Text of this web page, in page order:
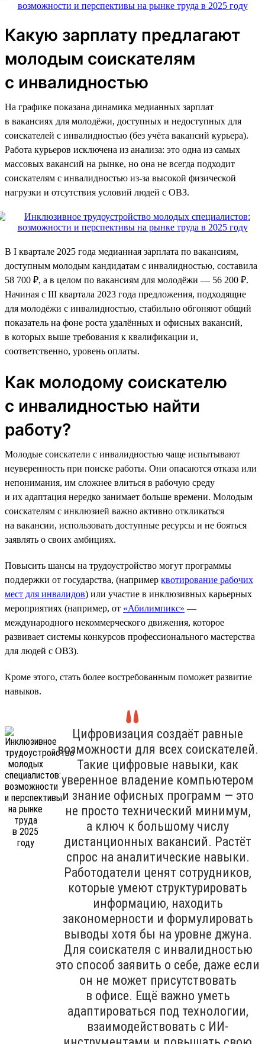
Какую зарплату предлагают
молодым соискателям
с инвалидностью
На графике показана динамика медианных зарплат
в вакансиях для молодёжи, доступных и недоступных для
соискателей с инвалидностью (без учёта вакансий курьера).
Работа курьеров исключена из анализа: это одна из самых
массовых вакансий на рынке, но она не всегда подходит
соискателям с инвалидностью из-за высокой физической
нагрузки и отсутствия условий людей с ОВЗ.
В I квартале 2025 года медианная зарплата по вакансиям,
доступным молодым кандидатам с инвалидностью, составила
58 700 ₽, а в целом по вакансиям для молодёжи — 56 200 ₽.
Начиная с III квартала 2023 года предложения, подходящие
для молодёжи с инвалидностью, стабильно обгоняют общий
показатель на фоне роста удалённых и офисных вакансий,
в которых выше требования к квалификации и,
соответственно, уровень оплаты.
Как молодому соискателю
с инвалидностью найти
работу?
Молодые соискатели с инвалидностью чаще испытывают
неуверенность при поиске работы. Они опасаются отказа или
непонимания, им сложнее влиться в рабочую среду
и их адаптация нередко занимает больше времени. Молодым
соискателям с инклюзией важно активно откликаться
на вакансии, использовать доступные ресурсы и не бояться
заявлять о своих амбициях.
Повысить шансы на трудоустройство могут программы
поддержки от государства, (например квотирование рабочих
мест для инвалидов) или участие в инклюзивных карьерных
мероприятиях (например, от «Абилимпикс» —
международного некоммерческого движения, которое
развивает системы конкурсов профессионального мастерства
для людей с ОВЗ).
Кроме этого, стать более востребованным поможет развитие
навыков.
Цифровизация создаёт равные
возможности для всех соискателей.
Такие цифровые навыки, как
уверенное владение компьютером
и знание офисных программ — это
не просто технический минимум,
а ключ к большому числу
дистанционных вакансий. Растёт
спрос на аналитические навыки.
Работодатели ценят сотрудников,
которые умеют структурировать
информацию, находить
закономерности и формулировать
выводы хотя бы на уровне джуна.
Для соискателя с инвалидностью
это способ заявить о себе, даже если
он не может присутствовать
в офисе. Ещё важно уметь
адаптироваться под технологии,
взаимодействовать с ИИ-